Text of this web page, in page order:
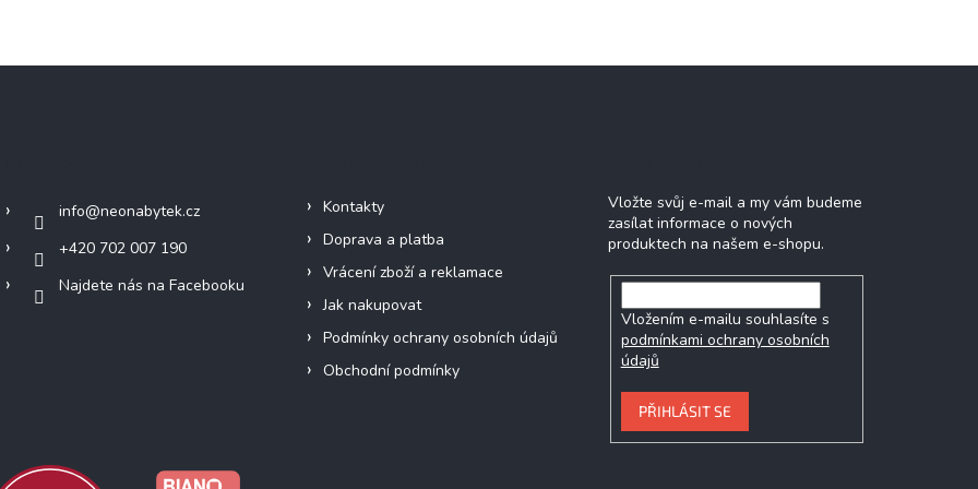
info@neonabytek.cz
+420 702 007 190
Najdete nás na Facebooku
Kontakty
Doprava a platba
Vrácení zboží a reklamace
Jak nakupovat
Podmínky ochrany osobních údajů
Obchodní podmínky
Vložte svůj e-mail a my vám budeme
zasílat informace o nových
produktech na našem e-shopu.
Vložením e-mailu souhlasíte s
podmínkami ochrany osobních
údajů
PŘIHLÁSIT SE